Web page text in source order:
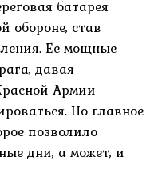
батарея
обороне, став
Ее мощные
давая
Армии
Но главное
позволило
дни, а может, и